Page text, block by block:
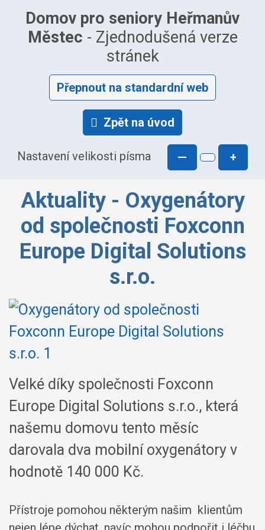
Domov pro seniory Heřmanův
Městec - Zjednodušená verze
stránek
Přepnout na standardní web
Zpět na úvod
Nastavení velikosti písma — +
Aktuality - Oxygenátory
od společnosti Foxconn
Europe Digital Solutions
s.r.o.
Velké díky společnosti Foxconn
Europe Digital Solutions s.r.o., která
našemu domovu tento měsíc
darovala dva mobilní oxygenátory v
hodnotě 140 000 Kč.
Přístroje pomohou některým našim klientům